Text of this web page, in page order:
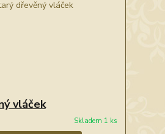
vláček
Skladem 1 ks